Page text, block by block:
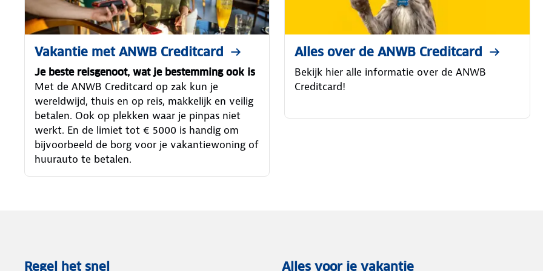
Vakantie met ANWB Creditcard
Je beste reisgenoot, wat je bestemming ook is
Met de ANWB Creditcard op zak kun je
wereldwijd, thuis en op reis, makkelijk en veilig
betalen. Ook op plekken waar je pinpas niet
werkt. En de limiet tot € 5000 is handig om
bijvoorbeeld de borg voor je vakantiewoning of
huurauto te betalen.
Alles over de ANWB Creditcard
Bekijk hier alle informatie over de ANWB
Creditcard!
Regel het snel Alles voor je vakantie